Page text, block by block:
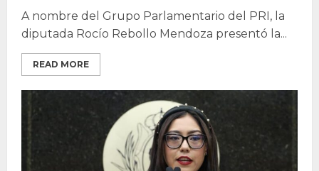
A nombre del Grupo Parlamentario del PRI, la
diputada Rocío Rebollo Mendoza presentó la...
READ MORE